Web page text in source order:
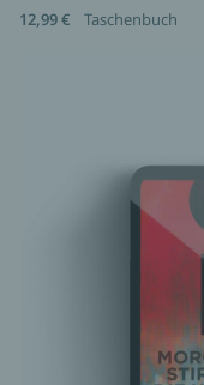
12,99 €
Taschenbuch